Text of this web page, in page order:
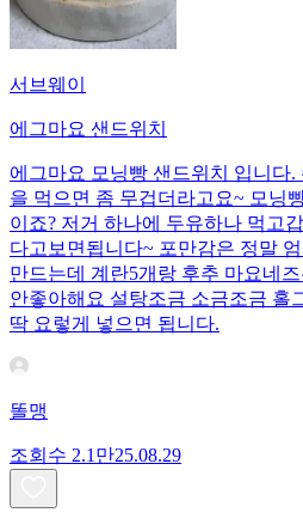
서브웨이
에그마요 샌드위치
에그마요 모닝빵 샌드위치 입니다
을 먹으면 좀 무겁더라고요~ 모닝
이죠? 저거 하나에 두유하나 먹고
다고보면됩니다~ 포만감은 정말
만드는데 계란5개랑 후추 마요네
안좋아해요 설탕조금 소금조금 홀
딱 요렇게 넣으면 됩니다.
똘맹
조회수 2.1만25.08.29